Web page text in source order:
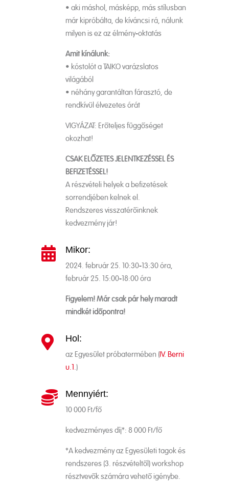
• aki máshol, másképp, más stílusban
már kipróbálta, de kíváncsi rá, nálunk
milyen is ez az élmény-oktatás
Amit kínálunk:
• kóstolót a TAIKO varázslatos
világából
• néhány garantáltan fárasztó, de
rendkívül élvezetes órát
VIGYÁZAT: Erőteljes függőséget
okozhat!
CSAK ELŐZETES JELENTKEZÉSSEL ÉS
BEFIZETÉSSEL!
A részvételi helyek a befizetések
sorrendjében kelnek el.
Rendszeres visszatérőinknek
kedvezmény jár!
 Mikor:
2024. február 25. 10:30-13:30 óra,
február 25. 15:00-18:00 óra
Figyelem! Már csak pár hely maradt
mindkét időpontra!
 Hol:
az Egyesület próbatermében (IV. Berni
u.1.)
 Mennyiért:
10 000 Ft/fő
kedvezményes díj*: 8 000 Ft/fő
*A kedvezmény az Egyesületi tagok és
rendszeres (3. részvételtől) workshop
résztvevők számára vehető igénybe.